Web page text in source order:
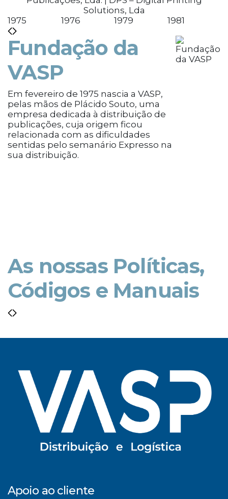
Solutions, Lda
1975
1976 1979 1981
Fundação da
VASP
Em fevereiro de 1975 nascia a VASP,
pelas mãos de Plácido Souto, uma
empresa dedicada à distribuição de
publicações, cuja origem ficou
relacionada com as dificuldades
sentidas pelo semanário Expresso na
sua distribuição.
As nossas Políticas,
Códigos e Manuais
Apoio ao cliente